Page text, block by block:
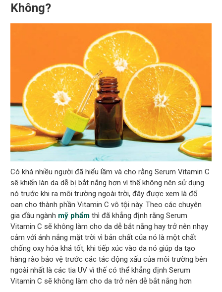
Không?
Có khá nhiều người đã hiểu lầm và cho rằng Serum Vitamin C
sẽ khiến làn da dễ bị bắt nắng hơn vì thế không nên sử dụng
nó trước khi ra môi trường ngoài trời, đây được xem là đổ
oan cho thành phần Vitamin C vô tội này. Theo các chuyên
gia đầu ngành mỹ phẩm thì đã khẳng định rằng Serum
Vitamin C sẽ không làm cho da dễ bắt nắng hay trở nên nhạy
cảm với ánh nắng mặt trời vì bản chất của nó là một chất
chống oxy hóa khá tốt, khi tiếp xúc vào da nó giúp da tạo
hàng rào bảo vệ trước các tác động xấu của môi trường bên
ngoài nhất là các tia UV vì thế có thể khẳng định Serum
Vitamin C sẽ không làm cho da trở nên dễ bắt nắng hơn